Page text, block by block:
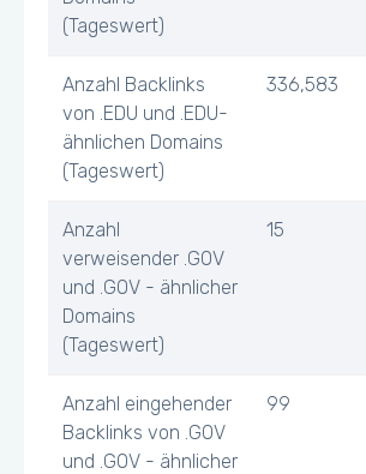
(Tageswert)
Anzahl Backlinks
von .EDU und .EDU-
ähnlichen Domains
(Tageswert)
336,583
Anzahl
verweisender .GOV
und .GOV - ähnlicher
Domains
(Tageswert)
15
Anzahl eingehender
Backlinks von .GOV
und .GOV - ähnlicher
99